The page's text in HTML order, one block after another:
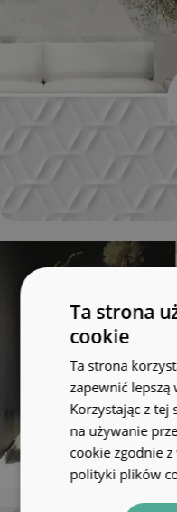
Ta strona
cookie
Ta strona
zapewnić
Korzystając z tej
na używanie
cookie zgodnie
polityki plików